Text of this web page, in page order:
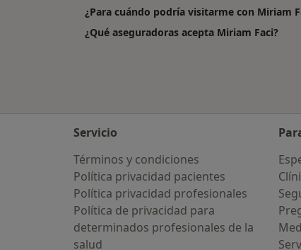
¿Para cuándo podría visitarme con Miriam
¿Qué aseguradoras acepta Miriam Faci?
Servicio
Términos y condiciones
Política privacidad pacientes
Política privacidad profesionales
Política de privacidad para
determinados profesionales de la
salud